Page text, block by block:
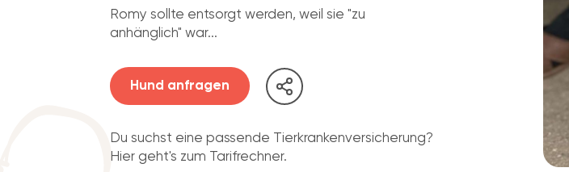
Romy sollte entsorgt werden, weil sie "zu
anhänglich" war...
Hund anfragen
Du suchst eine passende Tierkrankenversicherung?
Hier geht's zum Tarifrechner.